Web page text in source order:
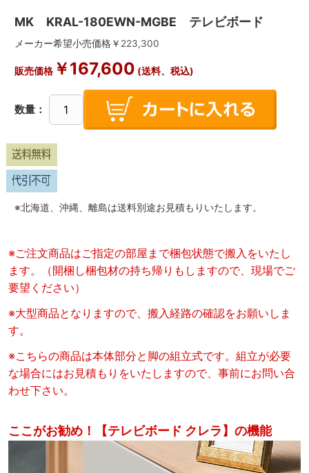
MK KRAL-180EWN-MGBE テレビボード
メーカー希望小売価格￥ 223,300
販売価格￥167,600 (送料、税込)
数量：
※北海道、沖縄、離島は送料別途お見積もりいたします。
※ご注文商品はご指定の部屋まで梱包状態で搬入をいたし
ます。（開梱し梱包材の持ち帰りもしますので、現場でご
要望ください）
※大型商品となりますので、搬入経路の確認をお願いしま
す。
※こちらの商品は本体部分と脚の組立式です。組立が必要
な場合にはお見積もりをいたしますので、事前にお問い合
わせ下さい。
ここがお勧め！【テレビボード クレラ】の機能